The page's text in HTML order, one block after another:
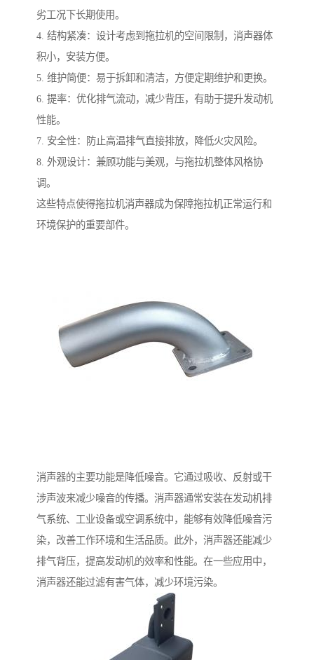
劣工况下长期使用。
4. 结构紧凑：设计考虑到拖拉机的空间限制，消声器体
积小，安装方便。
5. 维护简便：易于拆卸和清洁，方便定期维护和更换。
6. 提率：优化排气流动，减少背压，有助于提升发动机
性能。
7. 安全性：防止高温排气直接排放，降低火灾风险。
8. 外观设计：兼顾功能与美观，与拖拉机整体风格协
调。
这些特点使得拖拉机消声器成为保障拖拉机正常运行和
环境保护的重要部件。
消声器的主要功能是降低噪音。它通过吸收、反射或干
涉声波来减少噪音的传播。消声器通常安装在发动机排
气系统、工业设备或空调系统中，能够有效降低噪音污
染，改善工作环境和生活品质。此外，消声器还能减少
排气背压，提高发动机的效率和性能。在一些应用中，
消声器还能过滤有害气体，减少环境污染。